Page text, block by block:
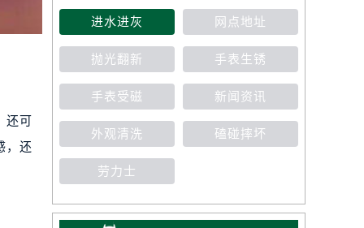
还可
，还
进水进灰 网点地址
抛光翻新 手表生锈
手表受磁 新闻资讯
外观清洗 磕碰摔坏
劳力士